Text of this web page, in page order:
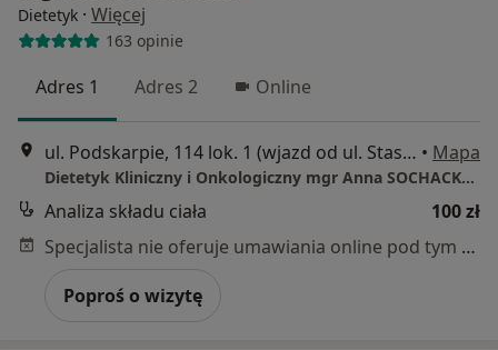
Dietetyk · Więcej
163 opinie
Adres 1 Adres 2 Online
ul. Podskarpie, 114 lok. 1 (wjazd od ul. Staszica), Będzin • Mapa
Dietetyk Kliniczny i Onkologiczny mgr Anna SOCHACKA Będzin
Analiza składu ciała
100 zł
Specjalista nie oferuje umawiania online pod tym adresem.
Poproś o wizytę